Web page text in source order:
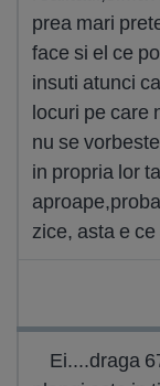
prea mari
face si el ce
insuti atunci
locuri pe care
nu se
in propria lor
zice, asta e
Ei....draga